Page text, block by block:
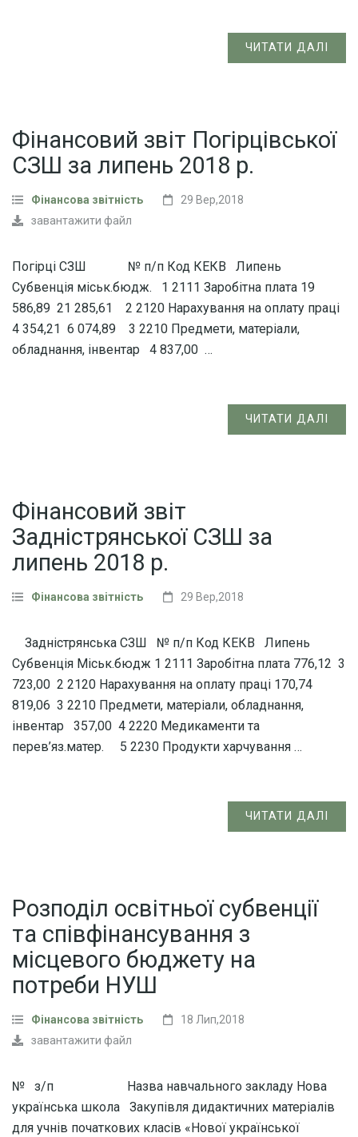
ЧИТАТИ ДАЛІ
Фінансовий звіт Погірцівської
СЗШ за липень 2018 р.
Фінансова звітність
29 Вер,2018
завантажити файл
Погірці СЗШ № п/п Код КЕКВ Липень
Субвенція міськ.бюдж. 1 2111 Заробітна плата 19
586,89 21 285,61 2 2120 Нарахування на оплату праці
4 354,21 6 074,89 3 2210 Предмети, матеріали,
обладнання, інвентар 4 837,00 …
ЧИТАТИ ДАЛІ
Фінансовий звіт
Задністрянської СЗШ за
липень 2018 р.
Фінансова звітність 29 Вер,2018
Задністрянська СЗШ № п/п Код КЕКВ Липень
Субвенція Міськ.бюдж 1 2111 Заробітна плата 776,12 3
723,00 2 2120 Нарахування на оплату праці 170,74
819,06 3 2210 Предмети, матеріали, обладнання,
інвентар 357,00 4 2220 Медикаменти та
перев’яз.матер. 5 2230 Продукти харчування …
ЧИТАТИ ДАЛІ
Розподіл освітньої субвенції
та співфінансування з
місцевого бюджету на
потреби НУШ
Фінансова звітність
18 Лип,2018
завантажити файл
№ з/п Назва навчального закладу Нова
українська школа Закупівля дидактичних матеріалів
для учнів початкових класів «Нової української